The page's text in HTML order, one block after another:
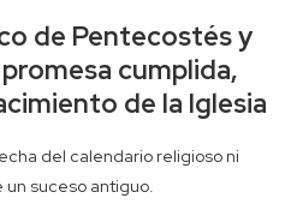
de Pentecostés y
cumplida,
de la Iglesia
del calendario religioso ni
un suceso antiguo.